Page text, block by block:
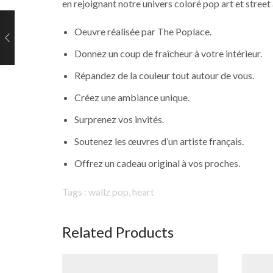
en rejoignant notre univers coloré pop art et
Oeuvre réalisée par The Poplace.
Donnez un coup de fraîcheur à votre intérieur.
Répandez de la couleur tout autour de vous.
Créez uneambiance unique.
Surprenez vos invités.
Soutenez les œuvres d’un artiste français.
Offrez un cadeau original à vos proches.
Tags : wallz pop, heart
Related Products